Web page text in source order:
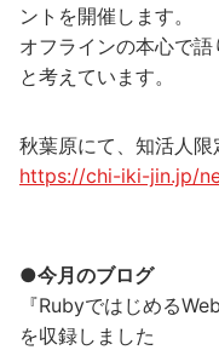
ントを開催します。
オフラインの本心で
と考えています。
秋葉原にて、知活人限
https://chi-iki-jin.jp/
●今月のブログ
『Rubyではじめる
を収録しました